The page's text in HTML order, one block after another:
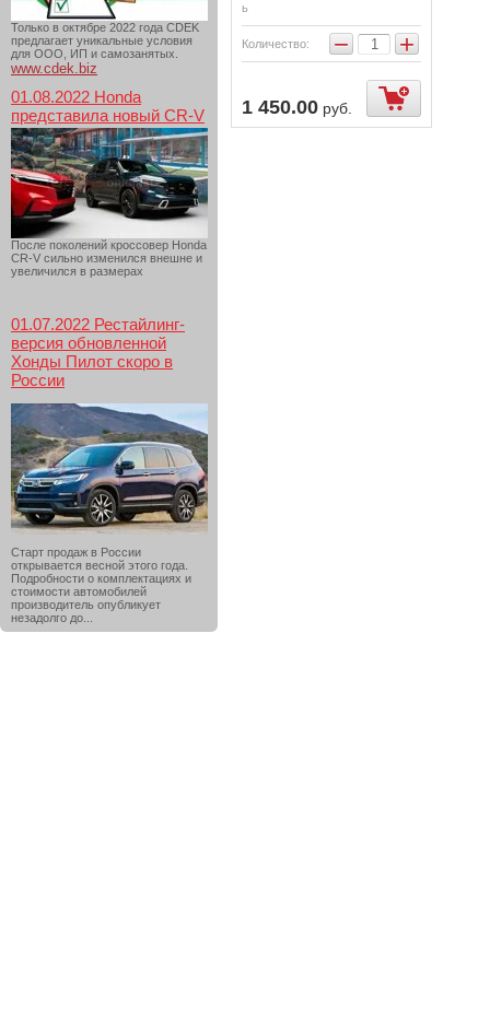
Только в октябре 2022 года CDEK
предлагает уникальные условия
для ООО, ИП и самозанятых.
www.cdek.biz
01.08.2022 Honda
представила новый CR-V
После поколений кроссовер Honda
CR-V сильно изменился внешне и
увеличился в размерах
01.07.2022 Рестайлинг-
версия обновленной
Хонды Пилот скоро в
России
Старт продаж в России
открывается весной этого года.
Подробности о комплектациях и
стоимости автомобилей
производитель опубликует
незадолго до...
ь
Количество: − +
1 450.00 руб.